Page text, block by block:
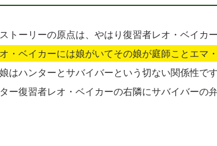
トーリーの原点は、やはり復習者レオ・ベイカ
・ベイカーには娘がいてその娘が庭師ことエマ
はハンターとサバイバーという切ない関係性で
ー復習者レオ・ベイカーの右隣にサバイバーの